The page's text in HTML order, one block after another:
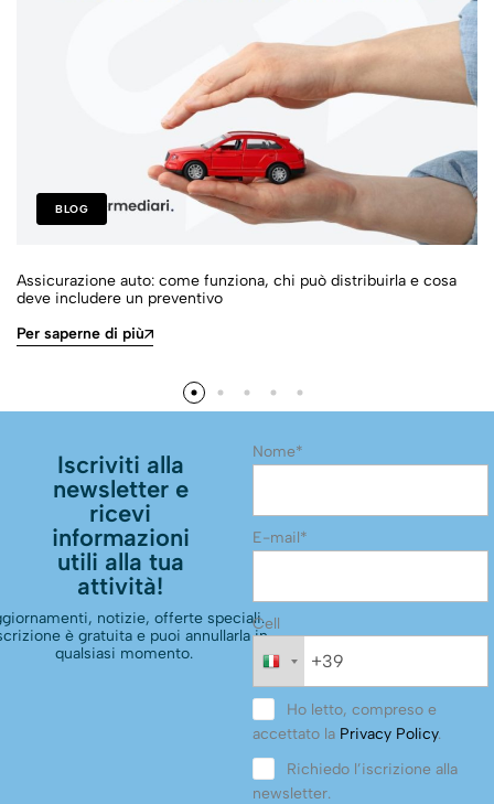
BLOG
Assicurazione auto: come funziona, chi può distribuirla e cosa
deve includere un preventivo
Per saperne di più
Iscriviti alla
newsletter e
ricevi
informazioni
utili alla tua
attività!
notizie, offerte speciali.
è gratuita e puoi annullarla in
qualsiasi momento.
Nome*
E-mail*
Cell
Ho letto, compreso e
accettato la Privacy Policy.
Richiedo l’iscrizione alla
newsletter.